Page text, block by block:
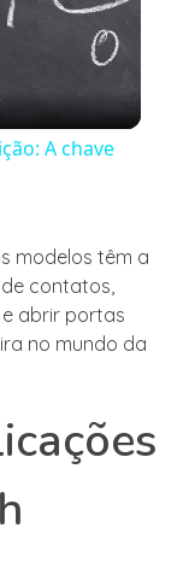
A chave
modelos têm a
contatos,
abrir portas
no mundo da